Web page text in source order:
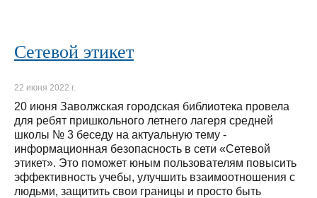
Сетевой этикет
22 июня 2022 г.
20 июня Заволжская городская библиотека провела
для ребят пришкольного летнего лагеря средней
школы № 3 беседу на актуальную тему -
информационная безопасность в сети «Сетевой
этикет». Это поможет юным пользователям повысить
эффективность учебы, улучшить взаимоотношения с
людьми, защитить свои границы и просто быть